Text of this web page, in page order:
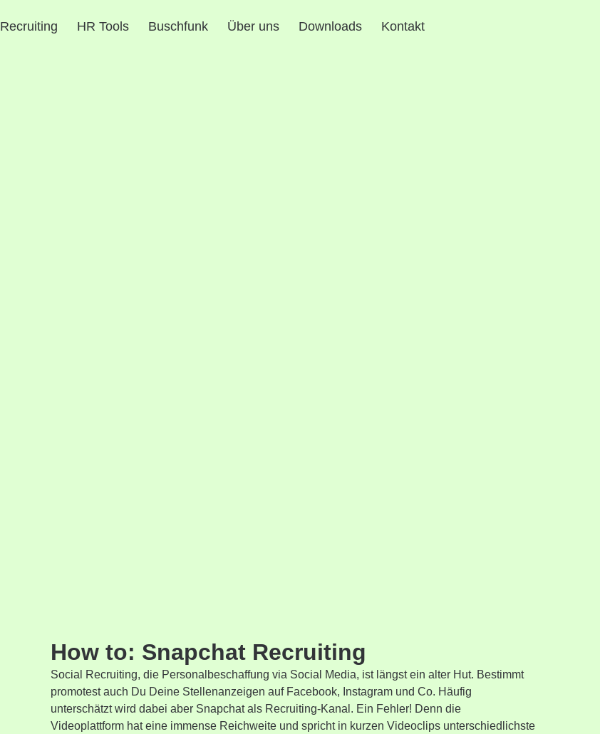
HR Tools Buschfunk Über uns Downloads Kontakt
How to: Snapchat Recruiting
Social Recruiting, die Personalbeschaffung via Social Media, ist längst ein alter Hut. Bestimmt
promotest auch Du Deine Stellenanzeigen auf Facebook, Instagram und Co. Häufig
unterschätzt wird dabei aber Snapchat als Recruiting-Kanal. Ein Fehler! Denn die
Videoplattform hat eine immense Reichweite und spricht in kurzen Videoclips unterschiedlichste